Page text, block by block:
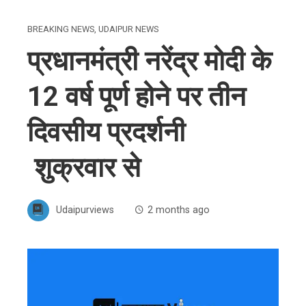
BREAKING NEWS, UDAIPUR NEWS
प्रधानमंत्री नरेंद्र मोदी के
12 वर्ष पूर्ण होने पर तीन
दिवसीय प्रदर्शनी
शुक्रवार से
Udaipurviews 2 months ago